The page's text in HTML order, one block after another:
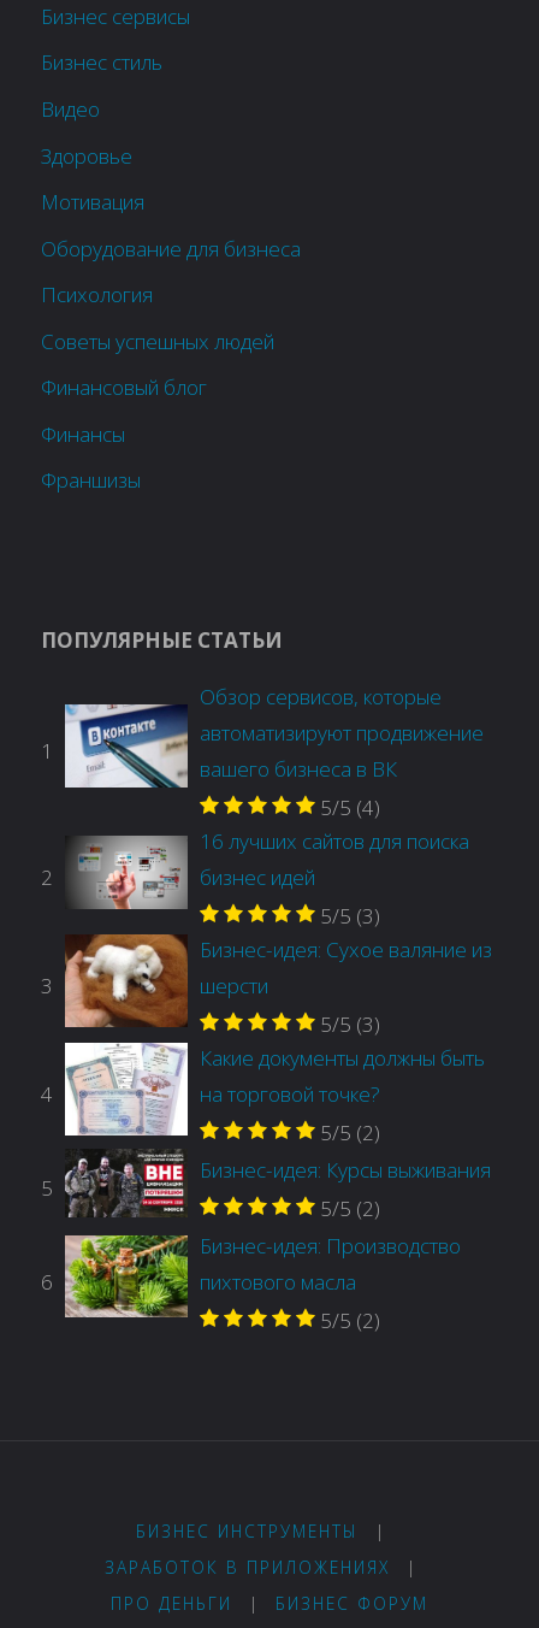
Бизнес сервисы
Бизнес стиль
Видео
Здоровье
Мотивация
Оборудование для бизнеса
Психология
Советы успешных людей
Финансовый блог
Финансы
Франшизы
ПОПУЛЯРНЫЕ СТАТЬИ
1
Обзор сервисов, которые
автоматизируют продвижение
вашего бизнеса в ВК
5/5 (4)
2
16 лучших сайтов для поиска
бизнес идей
5/5 (3)
3
Бизнес-идея: Сухое валяние из
шерсти
5/5 (3)
4
Какие документы должны быть
на торговой точке?
5/5 (2)
5
Бизнес-идея: Курсы выживания
5/5 (2)
6
Бизнес-идея: Производство
пихтового масла
5/5 (2)
БИЗНЕС ИНСТРУМЕНТЫ
|
ЗАРАБОТОК В ПРИЛОЖЕНИЯХ
|
ПРО ДЕНЬГИ
| БИЗНЕС ФОРУМ